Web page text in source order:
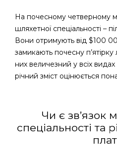
На почесному четверному
шляхетної спеціальності –
Вони отримують від $100
замикають почесну
них величезний у всіх
річний зміст оцінюється
Чи є зв’язок
спеціальності та